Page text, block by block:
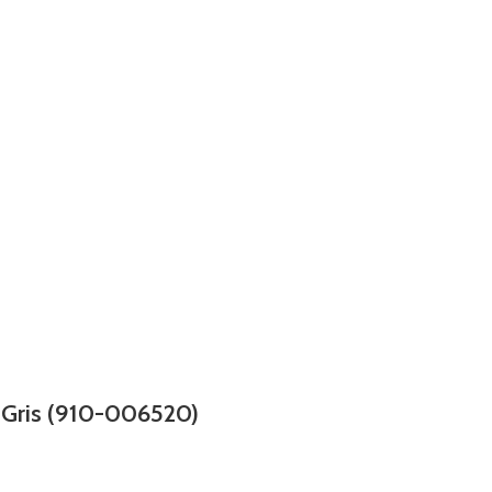
(910-006520)